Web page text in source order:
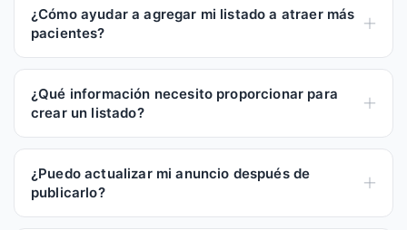
¿Cómo ayudar a agregar mi listado a atraer más
pacientes?
Al añadir tu perfil, los viajeros y turistas que
necesitan atención dental podrán encontrarte y
contactarte fácilmente. Nuestra plataforma te conecta
confianza mientras están fuera de casa.
¿Qué información necesito proporcionar para
crear un listado?
Deberá incluir el nombre de su clínica, su ubicación,
sus datos de contacto, los servicios disponibles, el
horario de atención y cualquier característica
¿Puedo actualizar mi anuncio después de
publicarlo?
¡Sí! Puedes actualizar tus datos en cualquier